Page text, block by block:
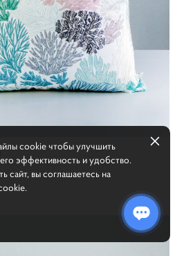
cookie чтобы улучшить
эффективность и удобство.
сайт, вы соглашаетесь на